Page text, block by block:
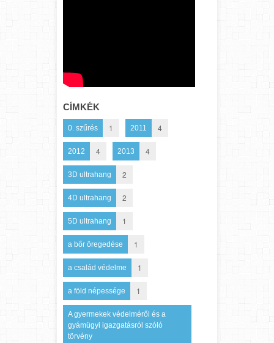
CÍMKÉK
0. szűrés 1 2011 4
2012 4 2013 4
3D ultrahang 2
4D ultrahang 2
5D ultrahang 1
a bőr öregedése 1
a család védelme 1
a föld népessége 1
A gyermekek védelméről és a
gyámügyi igazgatásról szóló
törvény